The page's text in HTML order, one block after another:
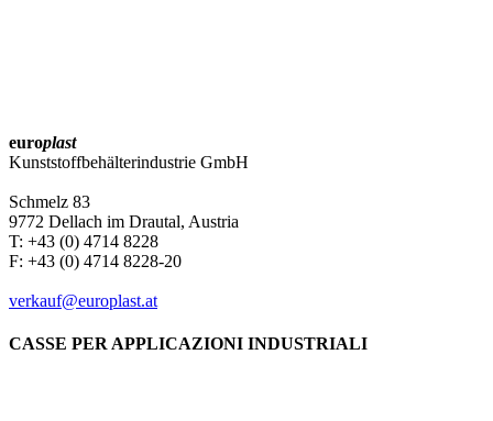
europlast
Kunststoffbehälterindustrie GmbH
Schmelz 83
9772 Dellach im Drautal, Austria
T: +43 (0) 4714 8228
F: +43 (0) 4714 8228-20
verkauf@europlast.at
CASSE PER APPLICAZIONI INDUSTRIALI